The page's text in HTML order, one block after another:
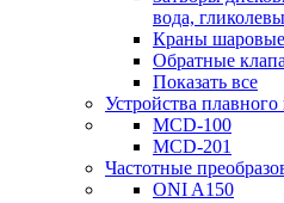
вода,
Краны
Обратные
Показать все
Устройства плавного
MCD-100
MCD-201
Частотные
ONI A150